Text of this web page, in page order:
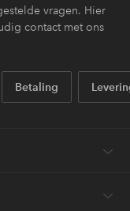
vragen. Hier
contact met ons
Betaling